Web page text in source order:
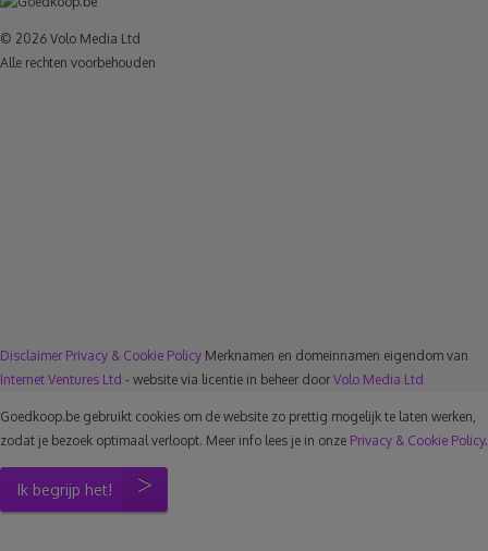
© 2026 Volo Media Ltd
Alle rechten voorbehouden
Disclaimer Privacy & Cookie Policy Merknamen en domeinnamen eigendom van
Internet Ventures Ltd - website via licentie in beheer door Volo Media Ltd
Goedkoop.be gebruikt cookies om de website zo prettig mogelijk te laten werken,
zodat je bezoek optimaal verloopt. Meer info lees je in onze Privacy & Cookie Policy.
Ik begrijp het!